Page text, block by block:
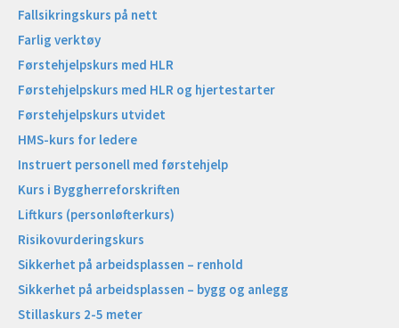
Fallsikringskurs på nett
Farlig verktøy
Førstehjelpskurs med HLR
Førstehjelpskurs med HLR og hjertestarter
Førstehjelpskurs utvidet
HMS-kurs for ledere
Instruert personell med førstehjelp
Kurs i Byggherreforskriften
Liftkurs (personløfterkurs)
Risikovurderingskurs
Sikkerhet på arbeidsplassen – renhold
Sikkerhet på arbeidsplassen – bygg og anlegg
Stillaskurs 2-5 meter